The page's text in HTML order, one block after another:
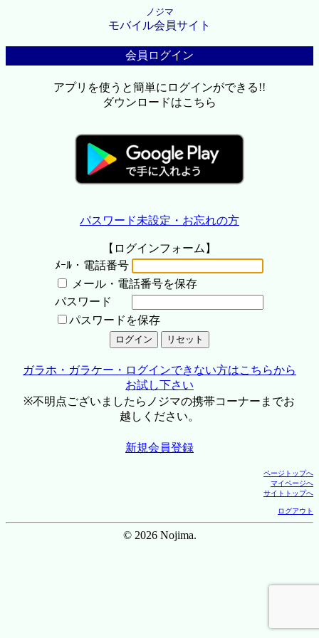
ノジマ
モバイル会員サイト
会員ログイン
アプリを使うと簡単にログインができる!!
ダウンロードはこちら
パスワード未設定・お忘れの方
【ログインフォーム】
ﾒｰﾙ・電話番号
メール・電話番号を保存
パスワード
パスワードを保存
ガラホ・ガラケー・ログインできない方はこちらから
お試し下さい
※不明点ございましたらノジマの携帯コーナーまでお
越しください。
新規会員登録
ページトップへ
マイページへ
サイトトップへ
ログアウト
© 2026 Nojima.